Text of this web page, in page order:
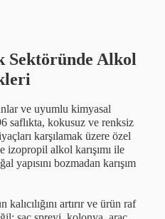
Sektöründe Alkol
ve uyumlu kimyasal
saflıkta, kokusuz ve renksiz
karşılamak üzere özel
alkol karışımı ile
yapısını bozmadan karışım
kalıcılığını artırır ve ürün raf